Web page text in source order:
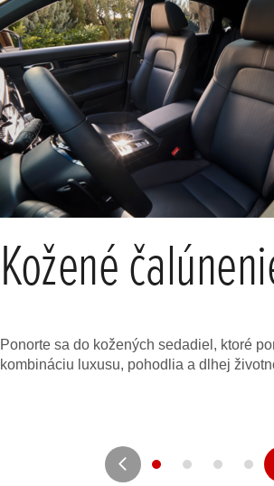
Kožené
Ponorte sa do kožených sedadiel, ktoré
kombináciu luxusu, pohodlia a dlhej